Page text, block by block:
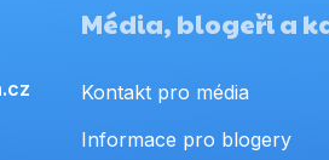
Média, blogeři a
Kontakt pro média
Informace pro blogery